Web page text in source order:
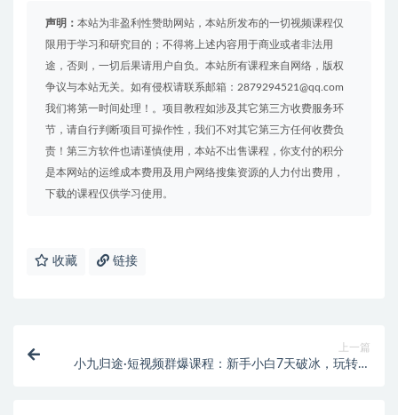
声明： 本站为非盈利性赞助网站，本站所发布的一切视频课程仅
限用于学习和研究目的；不得将上述内容用于商业或者非法用
途，否则，一切后果请用户自负。本站所有课程来自网络，版权
争议与本站无关。如有侵权请联系邮箱：2879294521@qq.com
我们将第一时间处理！。项目教程如涉及其它第三方收费服务环
节，请自行判断项目可操作性，我们不对其它第三方任何收费负
责！第三方软件也请谨慎使用，本站不出售课程，你支付的积分
是本网站的运维成本费用及用户网络搜集资源的人力付出费用，
下载的课程仅供学习使用。
收藏 链接
上一篇
小九归途·短视频群爆课程：新手小白7天破冰，玩转抖